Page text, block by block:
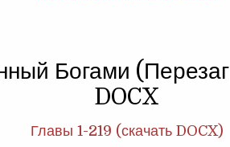
Богами
DOCX
Главы 1-219 (скачать DOCX)